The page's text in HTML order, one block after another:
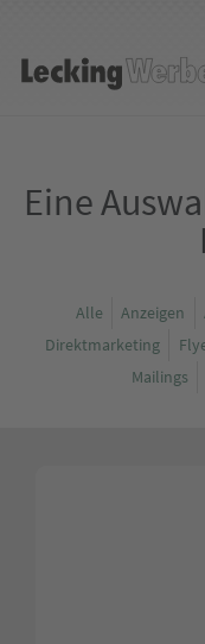
Lecking
Eine
Alle Anzeigen
Direktmarketing
Mailings